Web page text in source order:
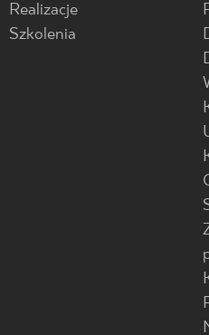
Realizacje
Szkolenia